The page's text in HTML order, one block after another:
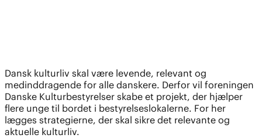
Dansk kulturliv skal være levende, relevant og
medinddragende for alle danskere. Derfor vil foreningen
Danske Kulturbestyrelser skabe et projekt, der hjælper
flere unge til bordet i bestyrelseslokalerne. For her
lægges strategierne, der skal sikre det relevante og
aktuelle kulturliv.